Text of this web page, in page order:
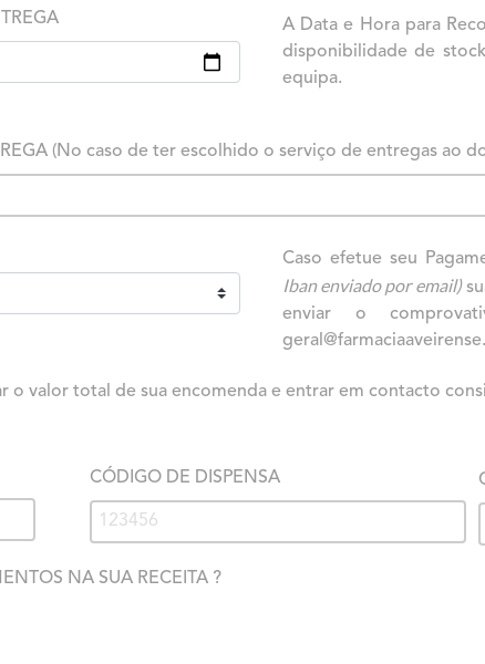
A Data e Hora para
disponibilidade de
equipa.
(No caso de ter escolhido o serviço de entregas ao
Caso efetue seu
Iban enviado por email)
enviar o
o valor total de sua encomenda e entrar em contacto
CÓDIGO DE DISPENSA
NA SUA RECEITA ?